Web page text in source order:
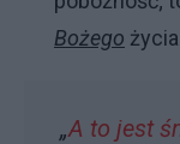
Bożego
„A to jest